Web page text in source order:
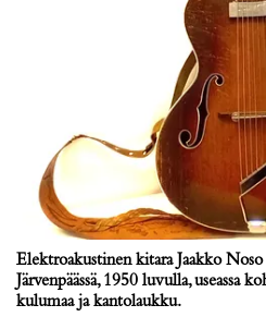
Elektroakustinen kitara Jaakko
Järvenpäässä, 1950 luvulla, useassa
kulumaa ja kantolaukku.